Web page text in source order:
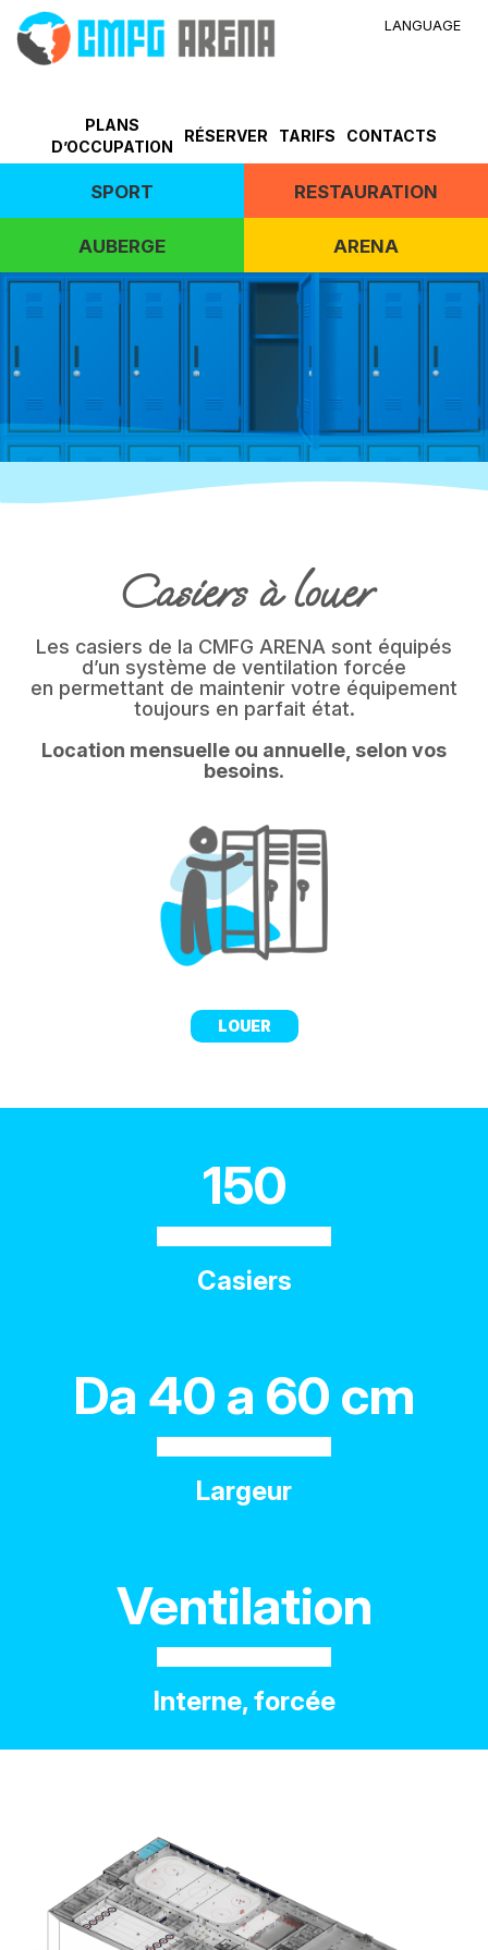
LANGUAGE
PLANS
D’OCCUPATION
RÉSERVER TARIFS CONTACTS
SPORT RESTAURATION
AUBERGE ARENA
Casiers à louer
Les casiers de la CMFG ARENA sont équipés
d’un système de ventilation forcée
en permettant de maintenir votre équipement
toujours en parfait état.
Location mensuelle ou annuelle, selon vos
besoins.
LOUER
150
Casiers
Da 40 a 60 cm
Largeur
Ventilation
Interne, forcée